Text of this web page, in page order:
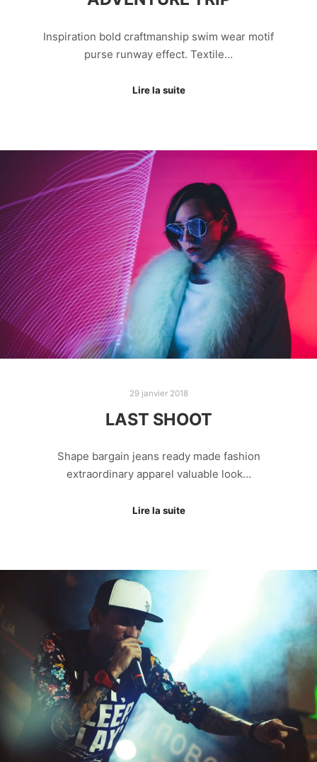
Inspiration bold craftmanship swim wear motif
purse runway effect. Textile…
Lire la suite
29 janvier 2018
LAST SHOOT
Shape bargain jeans ready made fashion
extraordinary apparel valuable look…
Lire la suite